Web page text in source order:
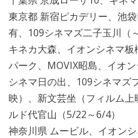
東京都 新宿ピカデリー、池
有、109シネマズ二子玉川（
キネカ大森、イオンシネマ
パーク、MOVIX昭島、イオ
シネマ日の出、109シネマズ
映）、新文芸坐（フィルム
ルド代官山（5/22～6/4）
神奈川県 ムービル、イオン